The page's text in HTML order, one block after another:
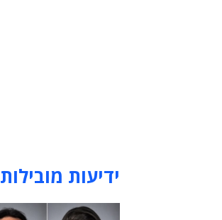
ידיעות מובילות